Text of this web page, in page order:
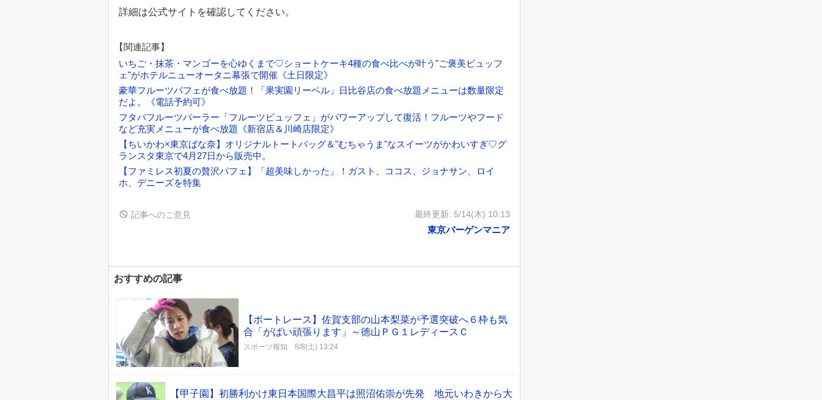
詳細は公式サイトを確認してください。
【関連記事】
いちご・抹茶・マンゴーを心ゆくまで♡ショートケーキ4種の食べ比べが叶う"ご褒美ビュッフ
ェ"がホテルニューオータニ幕張で開催《土日限定》
豪華フルーツパフェが食べ放題！「果実園リーベル」日比谷店の食べ放題メニューは数量限定
だよ。《電話予約可》
フタバフルーツパーラー「フルーツビュッフェ」がパワーアップして復活！フルーツやフード
など充実メニューが食べ放題《新宿店＆川崎店限定》
【ちいかわ×東京ばな奈】オリジナルトートバッグ＆"むちゃうま"なスイーツがかわいすぎ♡グ
ランスタ東京で4月27日から販売中。
【ファミレス初夏の贅沢パフェ】「超美味しかった」！ガスト、ココス、ジョナサン、ロイ
ホ、デニーズを特集
記事へのご意見 最終更新: 5/14(木) 10:13
東京バーゲンマニア
おすすめの記事
【ボートレース】佐賀支部の山本梨菜が予選突破へ６枠も気
合「がばい頑張ります」～徳山ＰＧ１レディースＣ
スポーツ報知 8/8(土) 13:24
【甲子園】初勝利かけ東日本国際大昌平は照沼佑崇が先発 地元いわきから大